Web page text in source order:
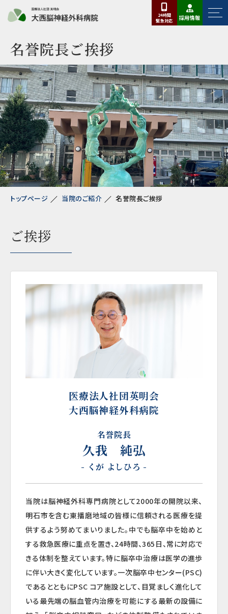
24時間
緊急対応 採用情報
名誉院長ご挨拶
トップページ 当院のご紹介 名誉院長ご挨拶
ご挨拶
医療法人社団英明会
大西脳神経外科病院
名誉院長
久我 純弘
- くが よしひろ -
当院は脳神経外科専門病院として2000年の開院以来、
明石市を含む東播磨地域の皆様に信頼される医療を提
供するよう努めてまいりました。中でも脳卒中を始めと
する救急医療に重点を置き、24時間、365日、常に対応で
きる体制を整えています。特に脳卒中治療は医学の進歩
に伴い大きく変化しています。一次脳卒中センター(PSC)
であるとともにPSC コア施設として、目覚ましく進化して
いる最先端の脳血管内治療を可能にする最新の設備に